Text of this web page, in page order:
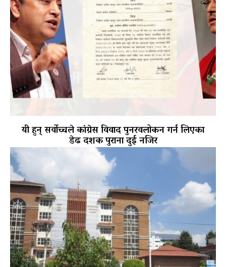
यी हुन् सर्वोच्चले कांग्रेस विवाद पुनरवलोकन गर्न लिएका
डेढ दशक पुराना दुई नजिर